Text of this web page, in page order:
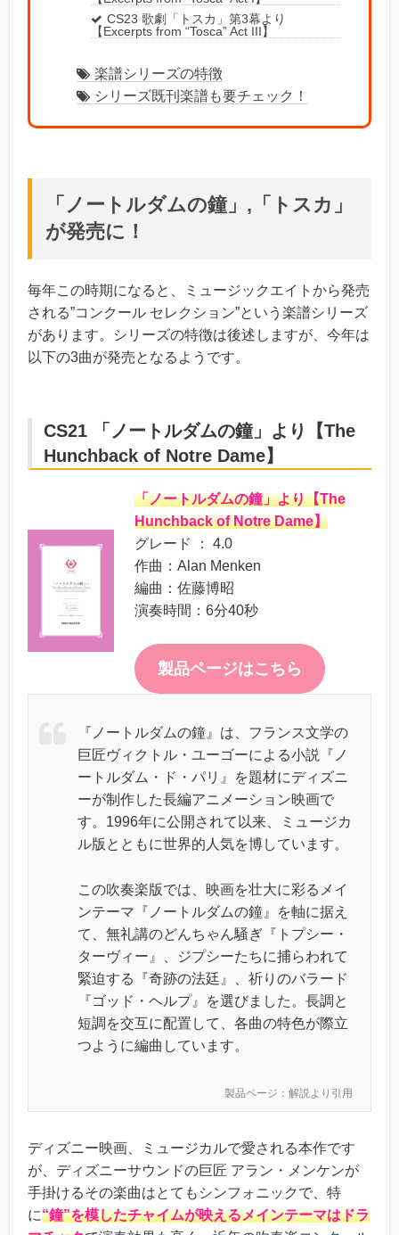
CS23 歌劇「トスカ」第3幕より
【Excerpts from “Tosca” Act III】
楽譜シリーズの特徴
シリーズ既刊楽譜も要チェック！
「ノートルダムの鐘」,「トスカ」
が発売に！
毎年この時期になると、ミュージックエイトから発売
される”コンクール セレクション”という楽譜シリーズ
があります。シリーズの特徴は後述しますが、今年は
以下の3曲が発売となるようです。
CS21 「ノートルダムの鐘」より【The
Hunchback of Notre Dame】
「ノートルダムの鐘」より【The
Hunchback of Notre Dame】
グレード ： 4.0
作曲：Alan Menken
編曲：佐藤博昭
演奏時間：6分40秒
製品ページはこちら
『ノートルダムの鐘』は、フランス文学の
巨匠ヴィクトル・ユーゴーによる小説『ノ
ートルダム・ド・パリ』を題材にディズニ
ーが制作した長編アニメーション映画で
す。1996年に公開されて以来、ミュージカ
ル版とともに世界的人気を博しています。
この吹奏楽版では、映画を壮大に彩るメイ
ンテーマ『ノートルダムの鐘』を軸に据え
て、無礼講のどんちゃん騒ぎ『トプシー・
ターヴィー』、ジプシーたちに捕らわれて
緊迫する『奇跡の法廷』、祈りのバラード
『ゴッド・ヘルプ』を選びました。長調と
短調を交互に配置して、各曲の特色が際立
つように編曲しています。
製品ページ：解説より引用
ディズニー映画、ミュージカルで愛される本作です
が、ディズニーサウンドの巨匠 アラン・メンケンが
手掛けるその楽曲はとてもシンフォニックで、特
に“鐘”を模したチャイムが映えるメインテーマはドラ